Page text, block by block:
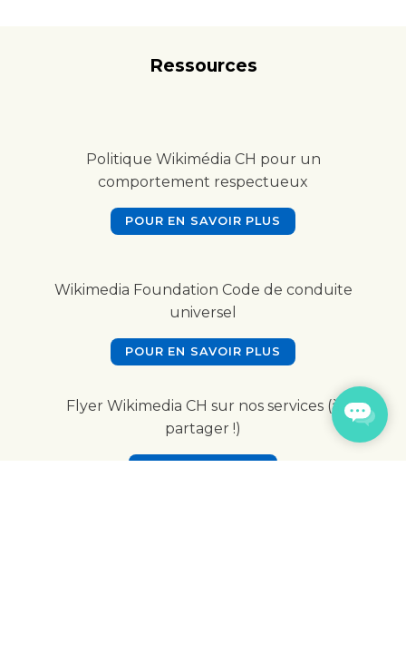
Ressources
Politique Wikimédia CH pour un
comportement respectueux
POUR EN SAVOIR PLUS
Wikimedia Foundation Code de conduite
universel
POUR EN SAVOIR PLUS
Flyer Wikimedia CH sur nos services (à
partager !)